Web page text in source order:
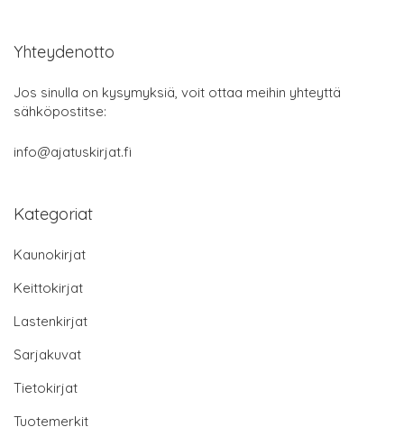
Yhteydenotto
Jos sinulla on kysymyksiä, voit ottaa meihin yhteyttä
sähköpostitse:
info@ajatuskirjat.fi
Kategoriat
Kaunokirjat
Keittokirjat
Lastenkirjat
Sarjakuvat
Tietokirjat
Tuotemerkit